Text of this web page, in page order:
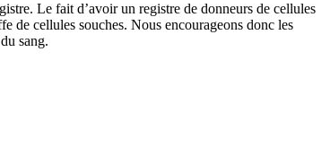
Le fait d’avoir un registre de donneurs de cellules
de cellules souches. Nous encourageons donc les
sang.